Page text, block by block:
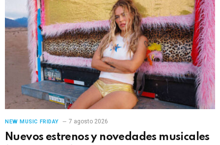
NEW MUSIC FRIDAY 7 agosto 2026
Nuevos estrenos y novedades musicales